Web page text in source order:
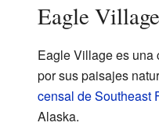
Eagle
Eagle Village es una
por sus paisajes
censal de Southeast
Alaska.